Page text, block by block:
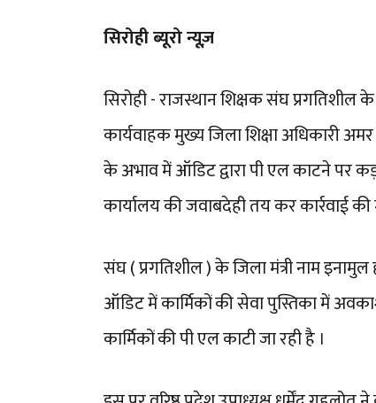
सिरोही ब्यूरो न्यूज़
सिरोही - राजस्थान शिक्षक संघ प्रगतिशील के
कार्यवाहक मुख्य जिला शिक्षा अधिकारी
के अभाव में ऑडिट द्वारा पी एल काटने पर
कार्यालय की जवाबदेही तय कर कार्रवाई की
संघ ( प्रगतिशील ) के जिला मंत्री नाम
ऑडिट में कार्मिकों की सेवा पुस्तिका में
कार्मिकों की पी एल काटी जा रही है ।